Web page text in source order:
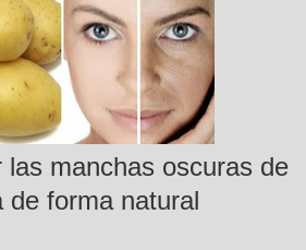
las manchas oscuras de
de forma natural